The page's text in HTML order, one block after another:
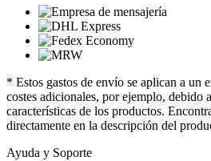
* Estos gastos de envío se aplican a un
costes adicionales, por ejemplo, debido
características de los productos.
directamente en la descripción del
Ayuda y Soporte